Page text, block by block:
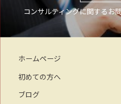
コンサルティングに関するお
ホームページ
初めての方へ
ブログ